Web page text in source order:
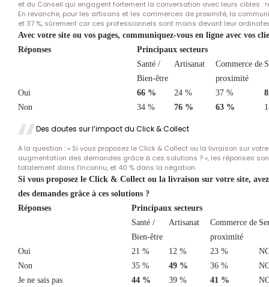
et du Conseil qui engagent fortement la conversation avec leurs cibles :
En revanche, pour les artisans et les commerces de proximité, la
et 37 %, sûrement car ces professionnels sont moins devant leur
Avec votre site ou vos pages, communiquez-vous en ligne avec vos
Réponses
Principaux secteurs
Santé /
Bien-être
Artisanat
Commerce de
proximité
Oui 66 % 24 % 37 %
Non
34 % 76 % 63 %
Des doutes sur l’impact du Click & Collect
A la question : « Si vous proposez le Click & Collect ou la livraison sur
augmentation des demandes grâce à ces solutions ? », les réponses
totalement dans l’inconnu, et 40 % dans la négation.
Si vous proposez le Click & Collect ou la livraison sur votre site,
des demandes grâce à ces solutions ?
Réponses
Principaux secteurs
Santé /
Bien-être
Artisanat
Commerce de
proximité
Oui 21 % 12 % 23 %
Non
35 % 49 % 36 %
Je ne sais pas
44 % 39 % 41 %